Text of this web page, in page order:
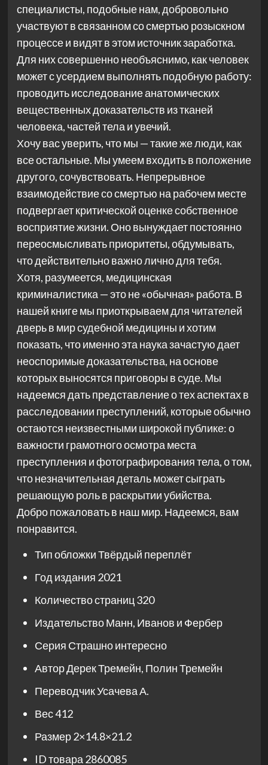
специалисты, подобные нам, добровольно
участвуют в связанном со смертью розыскном
процессе и видят в этом источник заработка.
Для них совершенно необъяснимо, как человек
может с усердием выполнять подобную работу:
проводить исследование анатомических
вещественных доказательств из тканей
человека, частей тела и увечий.
Хочу вас уверить, что мы — такие же люди, как
все остальные. Мы умеем входить в положение
другого, сочувствовать. Непрерывное
взаимодействие со смертью на рабочем месте
подвергает критической оценке собственное
восприятие жизни. Оно вынуждает постоянно
переосмысливать приоритеты, обдумывать,
что действительно важно лично для тебя.
Хотя, разумеется, медицинская
криминалистика — это не «обычная» работа. В
нашей книге мы приоткрываем для читателей
дверь в мир судебной медицины и хотим
показать, что именно эта наука зачастую дает
неоспоримые доказательства, на основе
которых выносятся приговоры в суде. Мы
надеемся дать представление о тех аспектах в
расследовании преступлений, которые обычно
остаются неизвестными широкой публике: о
важности грамотного осмотра места
преступления и фотографирования тела, о том,
что незначительная деталь может сыграть
решающую роль в раскрытии убийства.
Добро пожаловать в наш мир. Надеемся, вам
понравится.
Тип обложкиТвёрдый переплёт
Год издания 2021
Количество страниц320
ИздательствоМанн, Иванов и Фербер
Серия Страшно интересно
АвторДерек Тремейн, Полин Тремейн
ПереводчикУсачева А.
Вес412
Размер2×14.8×21.2
ID товара 2860085